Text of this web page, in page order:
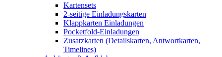
Kartensets
2-seitige Einladungskarten
Klappkarten Einladungen
Pocketfold-Einladungen
Zusatzkarten (Detailskarten, Antwortkarten,
Timelines)